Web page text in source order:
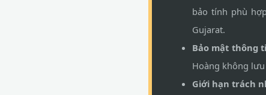
bảo tính phù
Gujarat.
Bảo mật thông
Hoàng không
Giới hạn trách